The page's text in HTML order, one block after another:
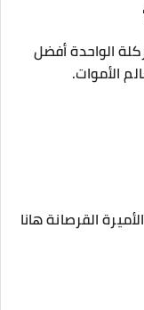
الواحدة أفضل
الأموات.
القرصانة هانا